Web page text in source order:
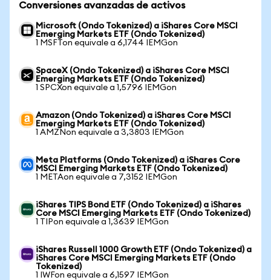
Conversiones avanzadas de activos
Microsoft (Ondo Tokenized) a iShares Core MSCI
Emerging Markets ETF (Ondo Tokenized)
1 MSFTon equivale a 6,1744 IEMGon
SpaceX (Ondo Tokenized) a iShares Core MSCI
Emerging Markets ETF (Ondo Tokenized)
1 SPCXon equivale a 1,5796 IEMGon
Amazon (Ondo Tokenized) a iShares Core MSCI
Emerging Markets ETF (Ondo Tokenized)
1 AMZNon equivale a 3,3803 IEMGon
Meta Platforms (Ondo Tokenized) a iShares Core
MSCI Emerging Markets ETF (Ondo Tokenized)
1 METAon equivale a 7,3152 IEMGon
iShares TIPS Bond ETF (Ondo Tokenized) a iShares
Core MSCI Emerging Markets ETF (Ondo Tokenized)
1 TIPon equivale a 1,3639 IEMGon
iShares Russell 1000 Growth ETF (Ondo Tokenized) a
iShares Core MSCI Emerging Markets ETF (Ondo
Tokenized)
1 IWFon equivale a 6,1597 IEMGon